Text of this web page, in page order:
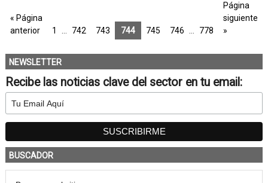
« Página
anterior
1 742 743 744 745 746 778
Página
siguiente
»
NEWSLETTER
Recibe las noticias clave del sector en tu email:
BUSCADOR